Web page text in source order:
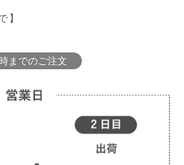
】
までのご注文